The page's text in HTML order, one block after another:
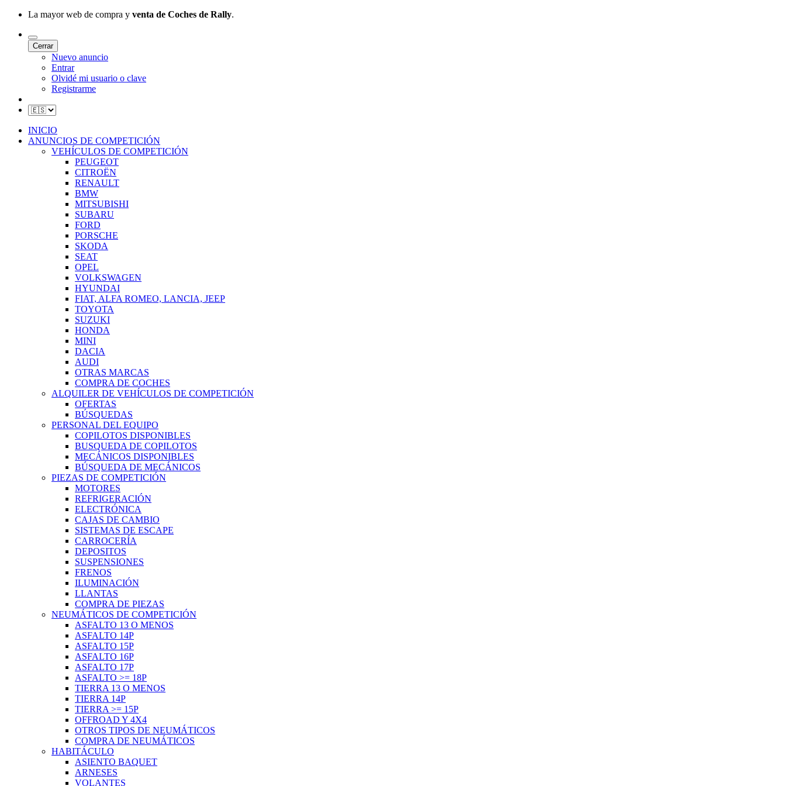
La mayor web de compra y venta de Coches de Rally.
Cerrar
Nuevo anuncio
Entrar
Olvidé mi usuario o clave
Registrarme
INICIO
ANUNCIOS DE COMPETICIÓN
VEHÍCULOS DE COMPETICIÓN
PEUGEOT
CITROËN
RENAULT
BMW
MITSUBISHI
SUBARU
FORD
PORSCHE
SKODA
SEAT
OPEL
VOLKSWAGEN
HYUNDAI
FIAT, ALFA ROMEO, LANCIA, JEEP
TOYOTA
SUZUKI
HONDA
MINI
DACIA
AUDI
OTRAS MARCAS
COMPRA DE COCHES
ALQUILER DE VEHÍCULOS DE COMPETICIÓN
OFERTAS
BÚSQUEDAS
PERSONAL DEL EQUIPO
COPILOTOS DISPONIBLES
BUSQUEDA DE COPILOTOS
MECÁNICOS DISPONIBLES
BÚSQUEDA DE MECÁNICOS
PIEZAS DE COMPETICIÓN
MOTORES
REFRIGERACIÓN
ELECTRÓNICA
CAJAS DE CAMBIO
SISTEMAS DE ESCAPE
CARROCERÍA
DEPOSITOS
SUSPENSIONES
FRENOS
ILUMINACIÓN
LLANTAS
COMPRA DE PIEZAS
NEUMÁTICOS DE COMPETICIÓN
ASFALTO 13 O MENOS
ASFALTO 14P
ASFALTO 15P
ASFALTO 16P
ASFALTO 17P
ASFALTO >= 18P
TIERRA 13 O MENOS
TIERRA 14P
TIERRA >= 15P
OFFROAD Y 4X4
OTROS TIPOS DE NEUMÁTICOS
COMPRA DE NEUMÁTICOS
HABITÁCULO
ASIENTO BAQUET
ARNESES
VOLANTES